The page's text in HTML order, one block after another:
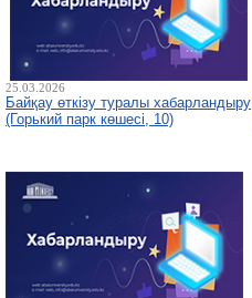
25.03.2026
Байқау өткізу туралы хабарландыру
(Горький парк көшесі, 10)